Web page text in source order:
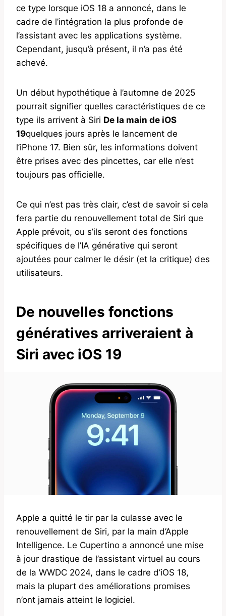
ce type lorsque iOS 18 a annoncé, dans le
cadre de l’intégration la plus profonde de
l’assistant avec les applications système.
Cependant, jusqu’à présent, il n’a pas été
achevé.
Un début hypothétique à l’automne de 2025
pourrait signifier quelles caractéristiques de ce
type ils arrivent à Siri De la main de iOS
19quelques jours après le lancement de
l’iPhone 17. Bien sûr, les informations doivent
être prises avec des pincettes, car elle n’est
toujours pas officielle.
Ce qui n’est pas très clair, c’est de savoir si cela
fera partie du renouvellement total de Siri que
Apple prévoit, ou s’ils seront des fonctions
spécifiques de l’IA générative qui seront
ajoutées pour calmer le désir (et la critique) des
utilisateurs.
De nouvelles fonctions
génératives arriveraient à
Siri avec iOS 19
Apple a quitté le tir par la culasse avec le
renouvellement de Siri, par la main d’Apple
Intelligence. Le Cupertino a annoncé une mise
à jour drastique de l’assistant virtuel au cours
de la WWDC 2024, dans le cadre d’iOS 18,
mais la plupart des améliorations promises
n’ont jamais atteint le logiciel.